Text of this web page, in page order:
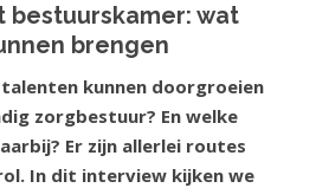
bestuurskamer: wat
brengen
kunnen doorgroeien
zorgbestuur? En welke
Er zijn allerlei routes
In dit interview kijken we